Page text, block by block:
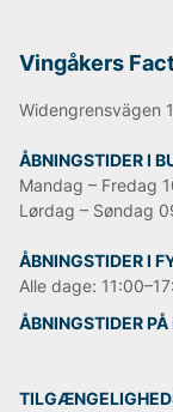
Vingåkers
Widengrensvägen
ÅBNINGSTIDER I
Mandag – Fredag
Lørdag – Søndag
ÅBNINGSTIDER I
Alle dage:
ÅBNINGSTIDER